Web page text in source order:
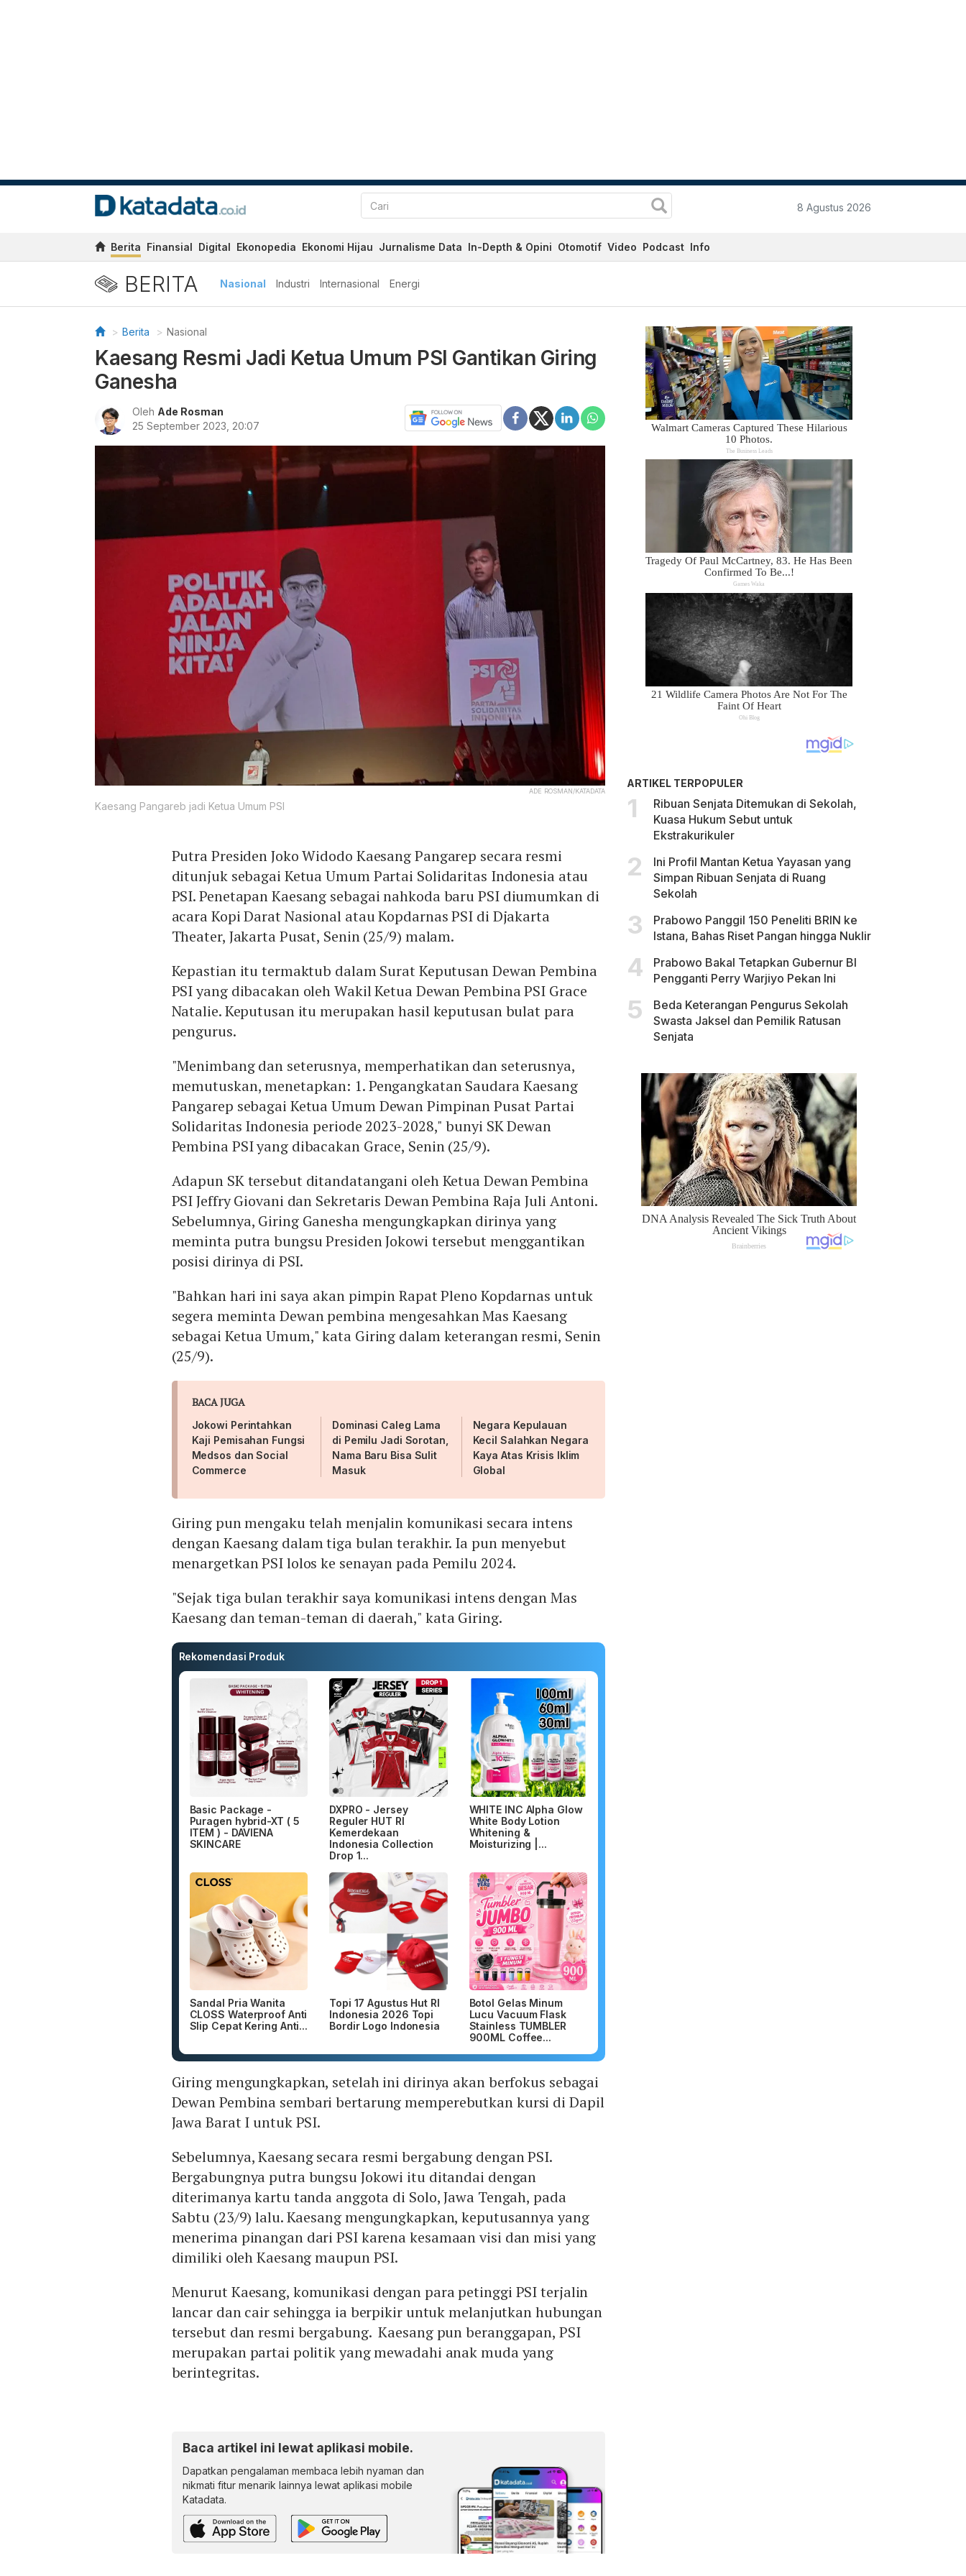
8 Agustus 2026
Berita Finansial Digital Ekonopedia Ekonomi Hijau Jurnalisme Data In-Depth & Opini Otomotif Video Podcast Info
BERITA Nasional Industri Internasional Energi
Berita Nasional
Kaesang Resmi Jadi Ketua Umum PSI Gantikan Giring
Ganesha
Oleh Ade Rosman
25 September 2023, 20:07
ADE ROSMAN/KATADATA
Kaesang Pangareb jadi Ketua Umum PSI
Putra Presiden Joko Widodo Kaesang Pangarep secara resmi
ditunjuk sebagai Ketua Umum Partai Solidaritas Indonesia atau
PSI. Penetapan Kaesang sebagai nahkoda baru PSI diumumkan di
acara Kopi Darat Nasional atau Kopdarnas PSI di Djakarta
Theater, Jakarta Pusat, Senin (25/9) malam.
Kepastian itu termaktub dalam Surat Keputusan Dewan Pembina
PSI yang dibacakan oleh Wakil Ketua Dewan Pembina PSI Grace
Natalie. Keputusan itu merupakan hasil keputusan bulat para
pengurus.
"Menimbang dan seterusnya, memperhatikan dan seterusnya,
memutuskan, menetapkan: 1. Pengangkatan Saudara Kaesang
Pangarep sebagai Ketua Umum Dewan Pimpinan Pusat Partai
Solidaritas Indonesia periode 2023-2028," bunyi SK Dewan
Pembina PSI yang dibacakan Grace, Senin (25/9).
Adapun SK tersebut ditandatangani oleh Ketua Dewan Pembina
PSI Jeffry Giovani dan Sekretaris Dewan Pembina Raja Juli Antoni.
Sebelumnya, Giring Ganesha mengungkapkan dirinya yang
meminta putra bungsu Presiden Jokowi tersebut menggantikan
posisi dirinya di PSI.
"Bahkan hari ini saya akan pimpin Rapat Pleno Kopdarnas untuk
segera meminta Dewan pembina mengesahkan Mas Kaesang
sebagai Ketua Umum," kata Giring dalam keterangan resmi, Senin
(25/9).
BACA JUGA
Jokowi Perintahkan
Kaji Pemisahan Fungsi
Medsos dan Social
Commerce
Dominasi Caleg Lama
di Pemilu Jadi Sorotan,
Nama Baru Bisa Sulit
Masuk
Negara Kepulauan
Kecil Salahkan Negara
Kaya Atas Krisis Iklim
Global
Giring pun mengaku telah menjalin komunikasi secara intens
dengan Kaesang dalam tiga bulan terakhir. Ia pun menyebut
menargetkan PSI lolos ke senayan pada Pemilu 2024.
"Sejak tiga bulan terakhir saya komunikasi intens dengan Mas
Kaesang dan teman-teman di daerah," kata Giring.
Rekomendasi Produk
Basic Package -
Puragen hybrid-XT ( 5
ITEM ) - DAVIENA
SKINCARE
DXPRO - Jersey
Reguler HUT RI
Kemerdekaan
Indonesia Collection
Drop 1...
WHITE INC Alpha Glow
White Body Lotion
Whitening &
Moisturizing |...
Sandal Pria Wanita
CLOSS Waterproof Anti
Slip Cepat Kering Anti...
Topi 17 Agustus Hut RI
Indonesia 2026 Topi
Bordir Logo Indonesia
Botol Gelas Minum
Lucu Vacuum Flask
Stainless TUMBLER
900ML Coffee...
Giring mengungkapkan, setelah ini dirinya akan berfokus sebagai
Dewan Pembina sembari bertarung memperebutkan kursi di Dapil
Jawa Barat I untuk PSI.
Sebelumnya, Kaesang secara resmi bergabung dengan PSI.
Bergabungnya putra bungsu Jokowi itu ditandai dengan
diterimanya kartu tanda anggota di Solo, Jawa Tengah, pada
Sabtu (23/9) lalu. Kaesang mengungkapkan, keputusannya yang
menerima pinangan dari PSI karena kesamaan visi dan misi yang
dimiliki oleh Kaesang maupun PSI.
Menurut Kaesang, komunikasi dengan para petinggi PSI terjalin
lancar dan cair sehingga ia berpikir untuk melanjutkan hubungan
tersebut dan resmi bergabung. Kaesang pun beranggapan, PSI
merupakan partai politik yang mewadahi anak muda yang
berintegritas.
Baca artikel ini lewat aplikasi mobile.
Dapatkan pengalaman membaca lebih nyaman dan
nikmati fitur menarik lainnya lewat aplikasi mobile
Katadata.
ARTIKEL TERPOPULER
Ribuan Senjata Ditemukan di Sekolah,
Kuasa Hukum Sebut untuk
Ekstrakurikuler
Ini Profil Mantan Ketua Yayasan yang
Simpan Ribuan Senjata di Ruang
Sekolah
Prabowo Panggil 150 Peneliti BRIN ke
Istana, Bahas Riset Pangan hingga Nuklir
Prabowo Bakal Tetapkan Gubernur BI
Pengganti Perry Warjiyo Pekan Ini
Beda Keterangan Pengurus Sekolah
Swasta Jaksel dan Pemilik Ratusan
Senjata